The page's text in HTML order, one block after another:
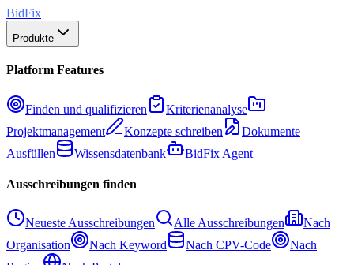
BidFix
Produkte
Platform Features
Finden und qualifizieren
Kriterienanalyse
Projektmanagement
Konzepte schreiben
Dokumente
Ausfüllen
Wissensdatenbank BidFix Agent
Ausschreibungen finden
Neueste Ausschreibungen Alle Ausschreibungen
Nach
Organisation
Nach Keyword Nach CPV-Code
Nach